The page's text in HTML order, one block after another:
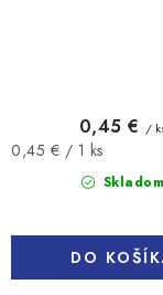
Skladom
0,45 € /
Jednotková
0,45 € / 1 ks
DO